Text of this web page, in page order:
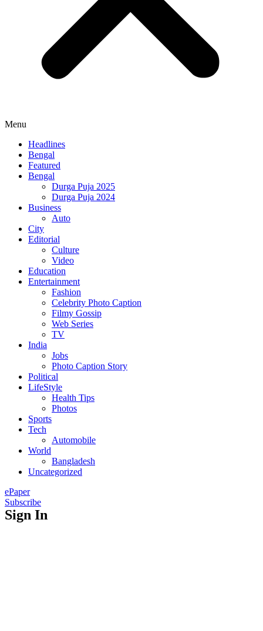
Menu
Headlines
Bengal
Featured
Bengal
Durga Puja 2025
Durga Puja 2024
Business
Auto
City
Editorial
Culture
Video
Education
Entertainment
Fashion
Celebrity Photo Caption
Filmy Gossip
Web Series
TV
India
Jobs
Photo Caption Story
Political
LifeStyle
Health Tips
Photos
Sports
Tech
Automobile
World
Bangladesh
Uncategorized
ePaper
Subscribe
Sign In